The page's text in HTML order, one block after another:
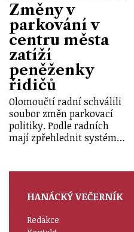
Změny v
parkování v
centru města
zatíží
peněženky
řidičů
Olomoučtí radní schválili
soubor změn parkovací
politiky. Podle radních
mají zpřehlednit systém…
HANÁCKÝ VEČERNÍK
Redakce